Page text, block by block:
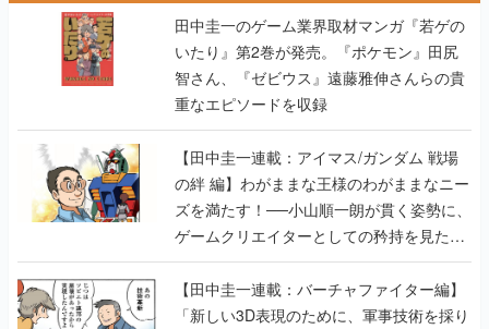
田中圭一のゲーム業界取材マンガ『若ゲの
いたり』第2巻が発売。『ポケモン』田尻
智さん、『ゼビウス』遠藤雅伸さんらの貴
重なエピソードを収録
【田中圭一連載：アイマス/ガンダム 戦場
の絆 編】わがままな王様のわがままなニー
ズを満たす！──小山順一朗が貫く姿勢に、
ゲームクリエイターとしての矜持を見た
【若ゲのいたり最終回】
【田中圭一連載：バーチャファイター編】
「新しい3D表現のために、軍事技術を採り